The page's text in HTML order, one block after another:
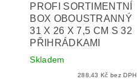
PROFI SORTIMENTNÍ
BOX OBOUSTRANNÝ
31 X 26 X 7,5 CM S 32
PŘIHRÁDKAMI
Skladem
288,43 Kč bez DPH